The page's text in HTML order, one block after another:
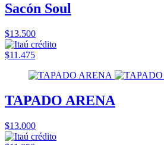
Sacón Soul
$13.500
$11.475
TAPADO ARENA
$13.000